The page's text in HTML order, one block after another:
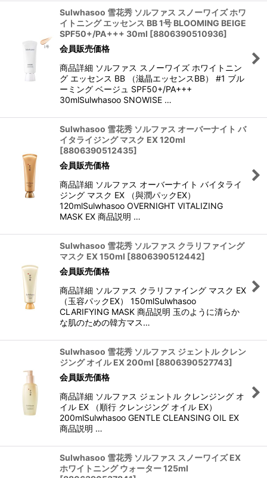
Sulwhasoo 雪花秀 ソルファス スノーワイズ ホワ
イトニング エッセンス BB 1号 BLOOMING BEIGE
SPF50+/PA+++ 30ml [8806390510936]
会員販売価格
商品詳細 ソルファス スノーワイズ ホワイトニン
グ エッセンス BB （滋晶エッセンスBB） #1 ブル
ーミング ベージュ SPF50+/PA+++
30mlSulwhasoo SNOWISE …
Sulwhasoo 雪花秀 ソルファス オーバーナイト バ
イタライジング マスク EX 120ml
[8806390512435]
会員販売価格
商品詳細 ソルファス オーバーナイト バイタライ
ジング マスク EX （與潤パックEX）
120mlSulwhasoo OVERNIGHT VITALIZING
MASK EX 商品説明 …
Sulwhasoo 雪花秀 ソルファス クラリファイング
マスク EX 150ml [8806390512442]
会員販売価格
商品詳細 ソルファス クラリファイング マスク EX
（玉容パックEX） 150mlSulwhasoo
CLARIFYING MASK 商品説明 玉のように清らか
な肌のための韓方マス…
Sulwhasoo 雪花秀 ソルファス ジェントル クレン
ジング オイル EX 200ml [8806390527743]
会員販売価格
商品詳細 ソルファス ジェントル クレンジング オ
イル EX （順行 クレンジング オイル EX）
200mlSulwhasoo GENTLE CLEANSING OIL EX
商品説明 …
Sulwhasoo 雪花秀 ソルファス スノーワイズ EX
ホワイトニング ウォーター 125ml